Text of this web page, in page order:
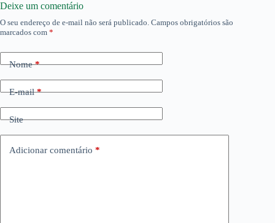
Deixe um comentário
O seu endereço de e-mail não será publicado. Campos obrigatórios são
marcados com *
Nome*
E-mail*
Site
Adicionar comentário *